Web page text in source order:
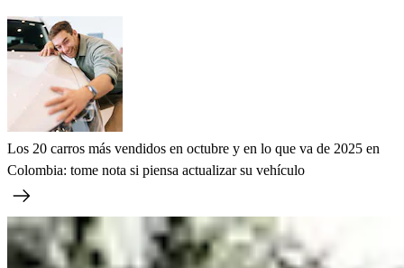
Los 20 carros más vendidos en octubre y en lo que va de 2025 en
Colombia: tome nota si piensa actualizar su vehículo